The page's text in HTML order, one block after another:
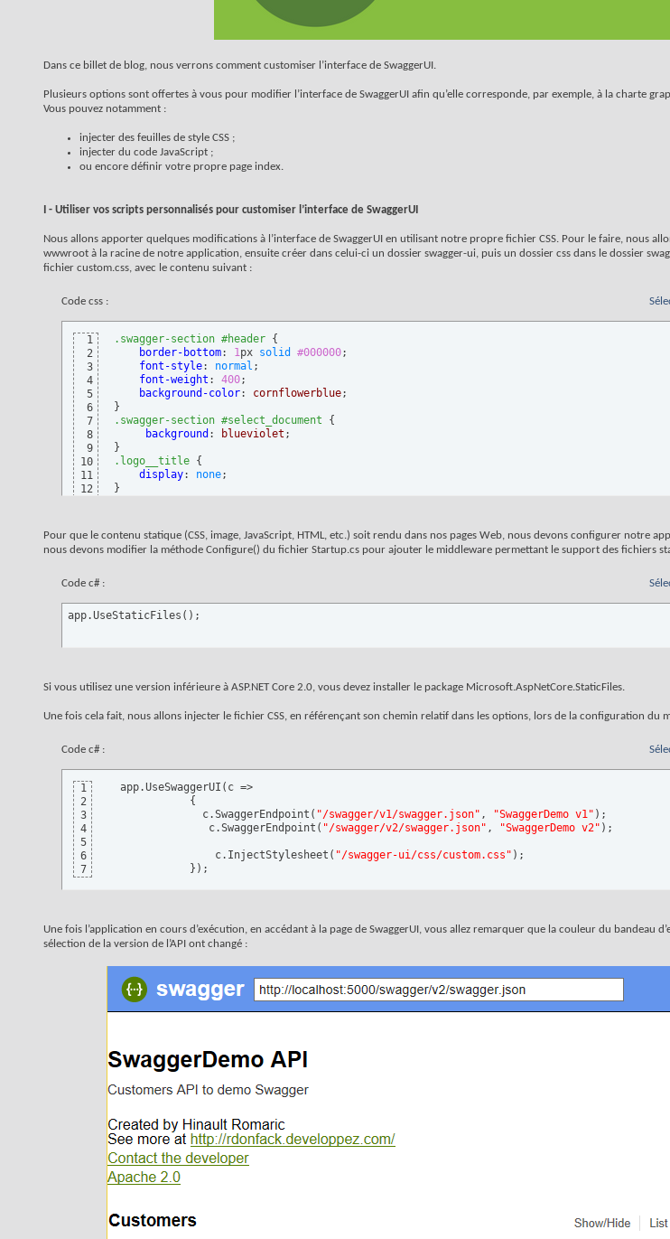
Dans ce billet de blog, nous verrons comment customiser l’interface de SwaggerUI.
Plusieurs options sont offertes à vous pour modifier l’interface de SwaggerUI afin qu’elle corresponde, par exemple, à la charte
Vous pouvez notamment :
injecter des feuilles de style CSS ;
injecter du code JavaScript ;
ou encore définir votre propre page index.
I - Utiliser vos scripts personnalisés pour customiser l’interface de SwaggerUI
Nous allons apporter quelques modifications à l’interface de SwaggerUI en utilisant notre propre fichier CSS. Pour le faire, nous
wwwroot à la racine de notre application, ensuite créer dans celui-ci un dossier swagger-ui, puis un dossier css dans le dossier
fichier custom.css, avec le contenu suivant :
Code css :
1
2
3
4
5
6
7
8
9
10
11
12
.swagger-section #header {
border-bottom: 1px solid #000000;
font-style: normal ;
font-weight : 400;
background-color: cornflowerblue
}
.swagger-section #select_document
{
background : blueviolet
}
.logo__title {
display: none
}
Pour que le contenu statique (CSS, image, JavaScript, HTML, etc.) soit rendu dans nos pages Web, nous devons configurer notre
nous devons modifier la méthode Configure() du fichier Startup.cs pour ajouter le middleware permettant le support des fichiers
Code c# :
app.UseStaticFiles ( ) ;
Si vous utilisez une version inférieure à ASP.NET Core 2.0, vous devez installer le package Microsoft.AspNetCore.StaticFiles.
Une fois cela fait, nous allons injecter le fichier CSS, en référençant son chemin relatif dans les options, lors de la configuration du
Code c# :
1
2
3
4
5
6
7
  app.UseSwaggerUI
( c =>
{
               c.SwaggerEndpoint
( "/swagger/v1/swagger.json" , "SwaggerDemo v1" ) ;
                c.SwaggerEndpoint
( "/swagger/v2/swagger.json" , "SwaggerDemo v2" ) ;
                 c.InjectStylesheet
( "/swagger-ui/css/custom.css" ) ;
} ) ;
Une fois l’application en cours d’exécution, en accédant à la page de SwaggerUI, vous allez remarquer que la couleur du bandeau
sélection de la version de l’API ont changé :